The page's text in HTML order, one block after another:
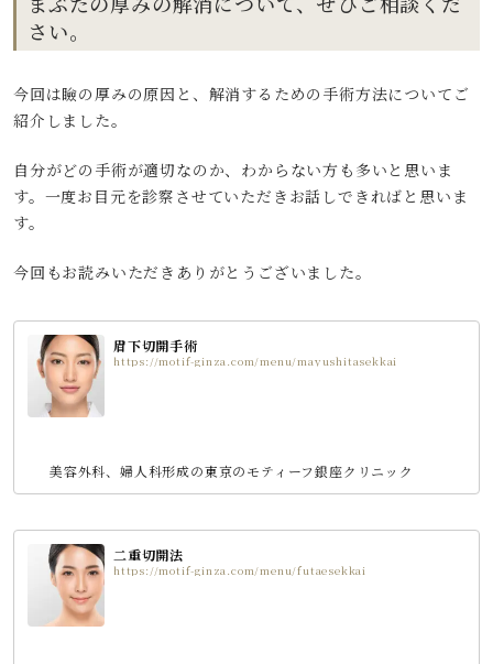
さい。
今回は瞼の厚みの原因と、解消するための手術方法についてご
紹介しました。
自分がどの手術が適切なのか、わからない方も多いと思いま
す。一度お目元を診察させていただきお話しできればと思いま
す。
今回もお読みいただきありがとうございました。
眉下切開手術
https://motif-ginza.com/menu/mayushitasekkai
美容外科、婦人科形成の東京のモティーフ銀座クリニック
二重切開法
https://motif-ginza.com/menu/futaesekkai